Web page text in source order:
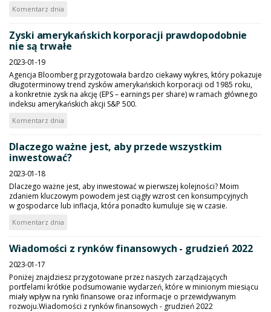
Komentarz dnia
Zyski amerykańskich korporacji prawdopodobnie
nie są trwałe
2023-01-19
Agencja Bloomberg przygotowała bardzo ciekawy wykres, który pokazuje
długoterminowy trend zysków amerykańskich korporacji od 1985 roku,
a konkretnie zysk na akcję (EPS – earnings per share) w ramach głównego
indeksu amerykańskich akcji S&P 500.
Komentarz dnia
Dlaczego ważne jest, aby przede wszystkim
inwestować?
2023-01-18
Dlaczego ważne jest, aby inwestować w pierwszej kolejności? Moim
zdaniem kluczowym powodem jest ciągły wzrost cen konsumpcyjnych
w gospodarce lub inflacja, która ponadto kumuluje się w czasie.
Komentarz dnia
Wiadomości z rynków finansowych - grudzień 2022
2023-01-17
Poniżej znajdziesz przygotowane przez naszych zarządzających
portfelami krótkie podsumowanie wydarzeń, które w minionym miesiącu
miały wpływ na rynki finansowe oraz informacje o przewidywanym
rozwoju.Wiadomości z rynków finansowych - grudzień 2022